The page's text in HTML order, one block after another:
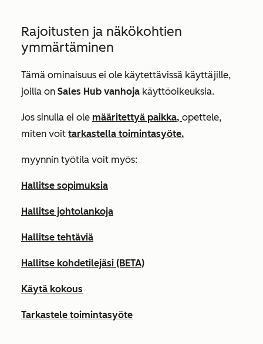
Rajoitusten ja näkökohtien
ymmärtäminen
Tämä ominaisuus ei ole käytettävissä käyttäjille,
joilla on Sales Hub vanhoja käyttöoikeuksia.
Jos sinulla ei ole määritettyä paikka, opettele,
miten voit tarkastella toimintasyöte.
myynnin työtila voit myös:
Hallitse sopimuksia
Hallitse johtolankoja
Hallitse tehtäviä
Hallitse kohdetilejäsi (BETA)
Käytä kokous
Tarkastele toimintasyöte